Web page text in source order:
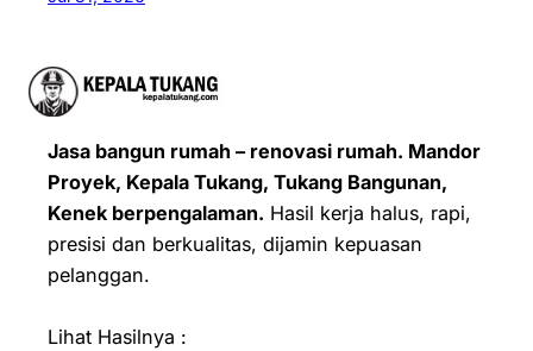
Jasa bangun rumah – renovasi rumah. Mandor
Proyek, Kepala Tukang, Tukang Bangunan,
Kenek berpengalaman. Hasil kerja halus, rapi,
presisi dan berkualitas, dijamin kepuasan
pelanggan.
Lihat Hasilnya :